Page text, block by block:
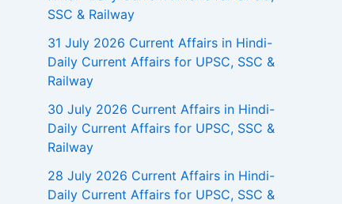
SSC & Railway
31 July 2026 Current Affairs in Hindi-
Daily Current Affairs for UPSC, SSC &
Railway
30 July 2026 Current Affairs in Hindi-
Daily Current Affairs for UPSC, SSC &
Railway
28 July 2026 Current Affairs in Hindi-
Daily Current Affairs for UPSC, SSC &